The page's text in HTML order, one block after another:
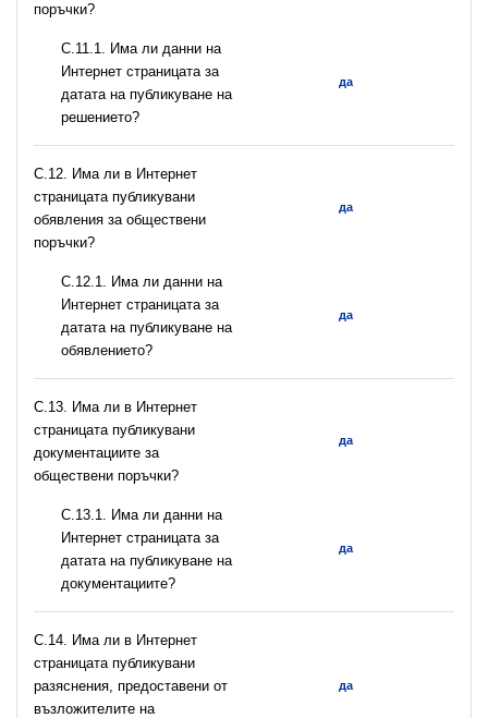
поръчки?
С.11.1. Има ли данни на
Интернет страницата за
датата на публикуване на
решението?
да
С.12. Има ли в Интернет
страницата публикувани
обявления за обществени
поръчки?
да
С.12.1. Има ли данни на
Интернет страницата за
датата на публикуване на
обявлението?
да
С.13. Има ли в Интернет
страницата публикувани
документациите за
обществени поръчки?
да
С.13.1. Има ли данни на
Интернет страницата за
датата на публикуване на
документациите?
да
С.14. Има ли в Интернет
страницата публикувани
разяснения, предоставени от
възложителите на
да